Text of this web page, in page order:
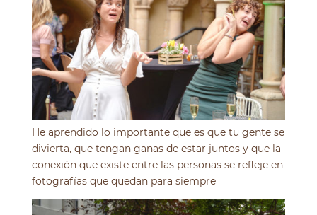
He aprendido lo importante que es que tu gente se
divierta, que tengan ganas de estar juntos y que la
conexión que existe entre las personas se refleje en
fotografías que quedan para siempre